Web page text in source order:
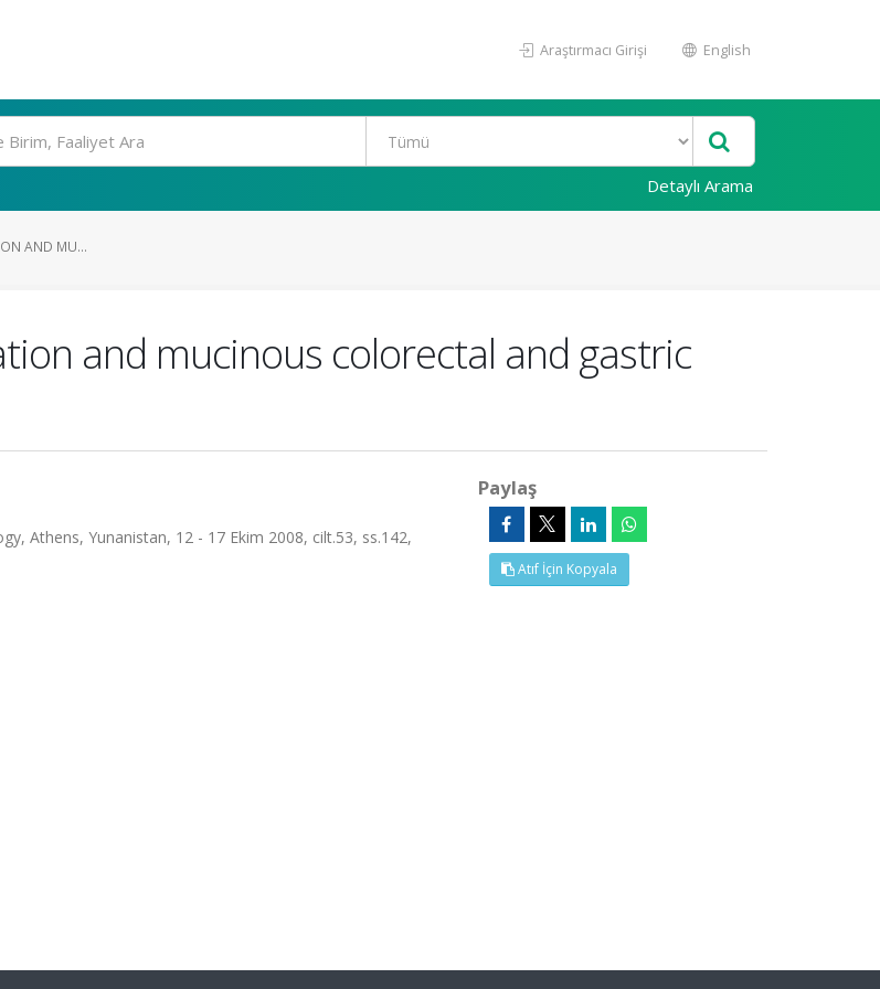
Araştırmacı Girişi English
Detaylı Arama
AND MU...
and mucinous colorectal and gastric
Athens, Yunanistan, 12 - 17 Ekim 2008, cilt.53, ss.142,
Paylaş
Atıf İçin Kopyala